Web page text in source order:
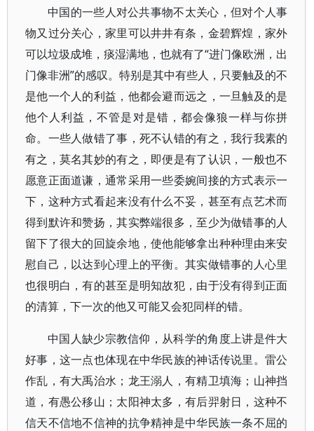
中国的一些人对公共事物不太关心，但对个人事
物又过分关心，家里可以井井有条，金碧辉煌，家外
可以垃圾成堆，痰湿满地，也就有了“进门像欧洲，出
门像非洲”的感叹。特别是其中有些人，只要触及的不
是他一个人的利益，他都会避而远之，一旦触及的是
他个人利益，不管是对是错，都会像狼一样与你拼
命。一些人做错了事，死不认错的有之，我行我素的
有之，莫名其妙的有之，即便是有了认识，一般也不
愿意正面道谦，通常采用一些委婉间接的方式表示一
下，这种方式看起来没有什么不妥，甚至有点艺术而
得到默许和赞扬，其实弊端很多，至少为做错事的人
留下了很大的回旋余地，使他能够拿出种种理由来安
慰自己，以达到心理上的平衡。其实做错事的人心里
也很明白，有的甚至是明知故犯，由于没有得到正面
的清算，下一次的他又可能又会犯同样的错。
中国人缺少宗教信仰，从科学的角度上讲是件大
好事，这一点也体现在中华民族的神话传说里。雷公
作乱，有大禹治水；龙王溺人，有精卫填海；山神挡
道，有愚公移山；太阳神太多，有后羿射日，这种不
信天不信地不信神的抗争精神是中华民族一条不屈的